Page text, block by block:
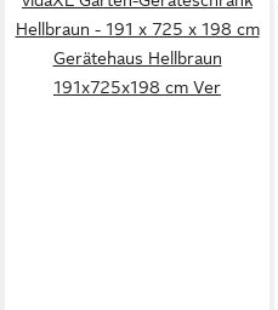
Hellbraun - 191 x 725 x 198 cm
Gerätehaus Hellbraun
191x725x198 cm Ver